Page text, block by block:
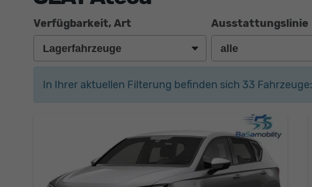
Verfügbarkeit, Art Ausstattungslinie
In Ihrer aktuellen Filterung befinden sich 33 Fahrzeuge: